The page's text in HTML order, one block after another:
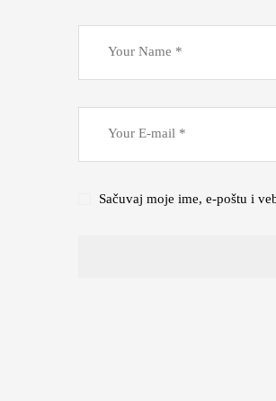
Sačuvaj moje ime, e-poštu i